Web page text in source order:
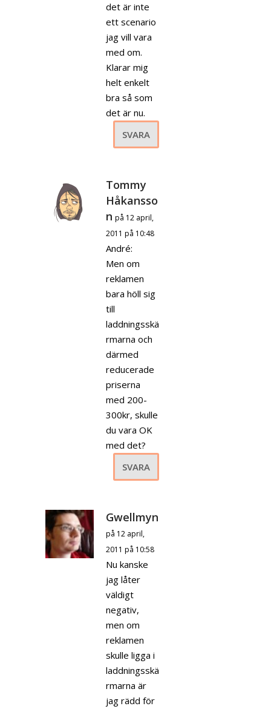
det är inte
ett scenario
jag vill vara
med om.
Klarar mig
helt enkelt
bra så som
det är nu.
SVARA
Tommy
Håkansso
n på 12 april,
2011 på 10:48
André:
Men om
reklamen
bara höll sig
till
laddningsskä
rmarna och
därmed
reducerade
priserna
med 200-
300kr, skulle
du vara OK
med det?
SVARA
Gwellmyn
på 12 april,
2011 på 10:58
Nu kanske
jag låter
väldigt
negativ,
men om
reklamen
skulle ligga i
laddningsskä
rmarna är
jag rädd för